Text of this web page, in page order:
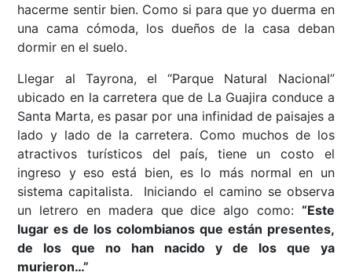
hacerme sentir bien. Como si para que yo duerma en
una cama cómoda, los dueños de la casa deban
dormir en el suelo.
Llegar al Tayrona, el “Parque Natural Nacional”
ubicado en la carretera que de La Guajira conduce a
Santa Marta, es pasar por una infinidad de paisajes a
lado y lado de la carretera. Como muchos de los
atractivos turísticos del país, tiene un costo el
ingreso y eso está bien, es lo más normal en un
sistema capitalista. Iniciando el camino se observa
un letrero en madera que dice algo como: “Este
lugar es de los colombianos que están presentes,
de los que no han nacido y de los que ya
murieron…”